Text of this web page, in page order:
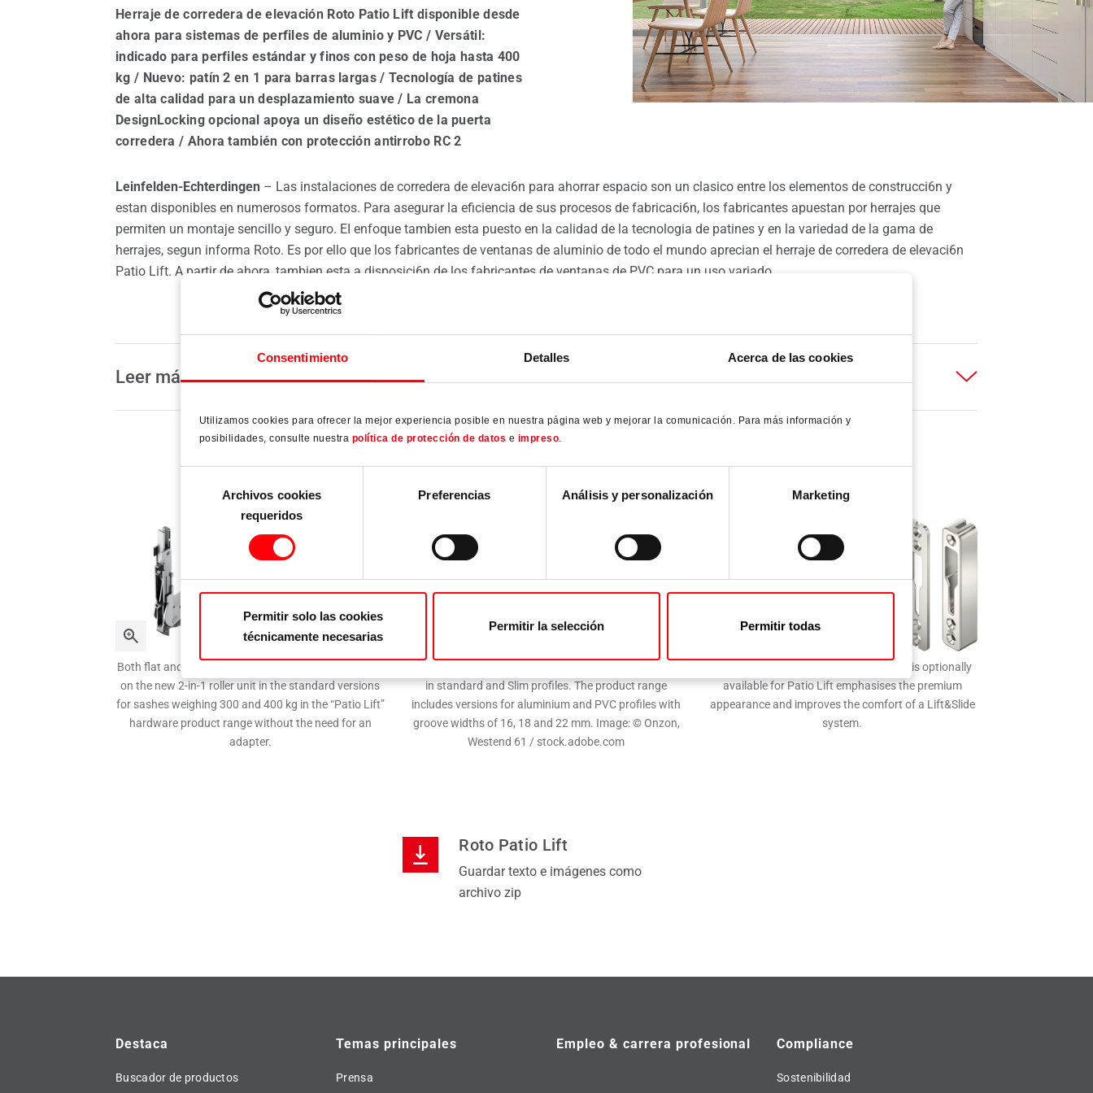
Consentimiento Detalles Acerca de las cookies
Utilizamos cookies para ofrecer la mejor experiencia posible en nuestra página web y mejorar la comunicación. Para más información y
posibilidades, consulte nuestra política de protección de datos e impreso.
consentimiento
Archivos cookies
requeridos
Preferencias Análisis y personalización Marketing
Permitir solo las cookies
técnicamente necesarias
Permitir la selección Permitir todas
Herraje de corredera de elevación Roto Patio Lift disponible desde
ahora para sistemas de perfiles de aluminio y PVC / Versátil:
indicado para perfiles estándar y finos con peso de hoja hasta 400
kg / Nuevo: patín 2 en 1 para barras largas / Tecnología de patines
de alta calidad para un desplazamiento suave / La cremona
DesignLocking opcional apoya un diseño estético de la puerta
corredera / Ahora también con protección antirrobo RC 2
Leinfelden-Echterdingen – Las instalaciones de corredera de elevaci6n para ahorrar espacio son un clasico entre los elementos de construcci6n y
estan disponibles en numerosos formatos. Para asegurar la eficiencia de sus procesos de fabricaci6n, los fabricantes apuestan por herrajes que
permiten un montaje sencillo y seguro. EI enfoque tambien esta puesto en la calidad de la tecnologia de patines y en la variedad de la gama de
herrajes, segun informa Roto. Es por ello que los fabricantes de ventanas de aluminio de todo el mundo aprecian el herraje de corredera de elevaci6n
Patio Lift. A partir de ahora, tambien esta a disposici6n de los fabricantes de ventanas de PVC para un uso variado.
Leer más
Both flat and round connecting rods can be mounted
on the new 2-in-1 roller unit in the standard versions
for sashes weighing 300 and 400 kg in the “Patio Lift”
hardware product range without the need for an
adapter.
in standard and Slim profiles. The product range
includes versions for aluminium and PVC profiles with
groove widths of 16, 18 and 22 mm. Image: © Onzon,
Westend 61 / stock.adobe.com
The DesignLocking espagnolette which is optionally
available for Patio Lift emphasises the premium
appearance and improves the comfort of a Lift&Slide
system.
Roto Patio Lift
Guardar texto e imágenes como
archivo zip
Destaca
Buscador de productos
Temas principales
Prensa
Empleo & carrera profesional Compliance
Sostenibilidad